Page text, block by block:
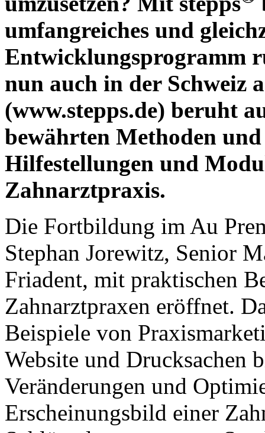
umfangreiches und
Entwicklungsprogramm
nun auch in der Schweiz
(www.stepps.de) beruht
bewährten Methoden
Hilfestellungen und
Zahnarztpraxis.
Die Fortbildung im Au
Stephan Jorewitz, Senior
Friadent, mit praktischen
Zahnarztpraxen eröffnet.
Beispiele von
Website und Drucksachen
Veränderungen und
Erscheinungsbild einer